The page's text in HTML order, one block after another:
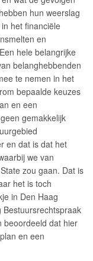
hun weerslag
het financiële
en
hele belangrijke
belanghebbenden
te nemen in het
bepaalde keuzes
en een
gemakkelijk
en dat is dat het
we van
zou gaan. Dat is
het is toch
in Den Haag
beoordeeld dat hier
en een